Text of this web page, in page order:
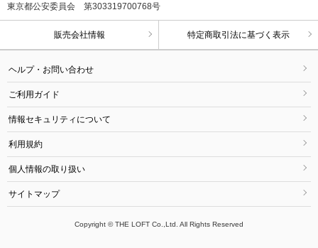
東京都公安委員会 第303319700768号
販売会社情報 特定商取引法に基づく表示
ヘルプ・お問い合わせ
ご利用ガイド
情報セキュリティについて
利用規約
個人情報の取り扱い
サイトマップ
Copyright © THE LOFT Co.,Ltd. All Rights Reserved